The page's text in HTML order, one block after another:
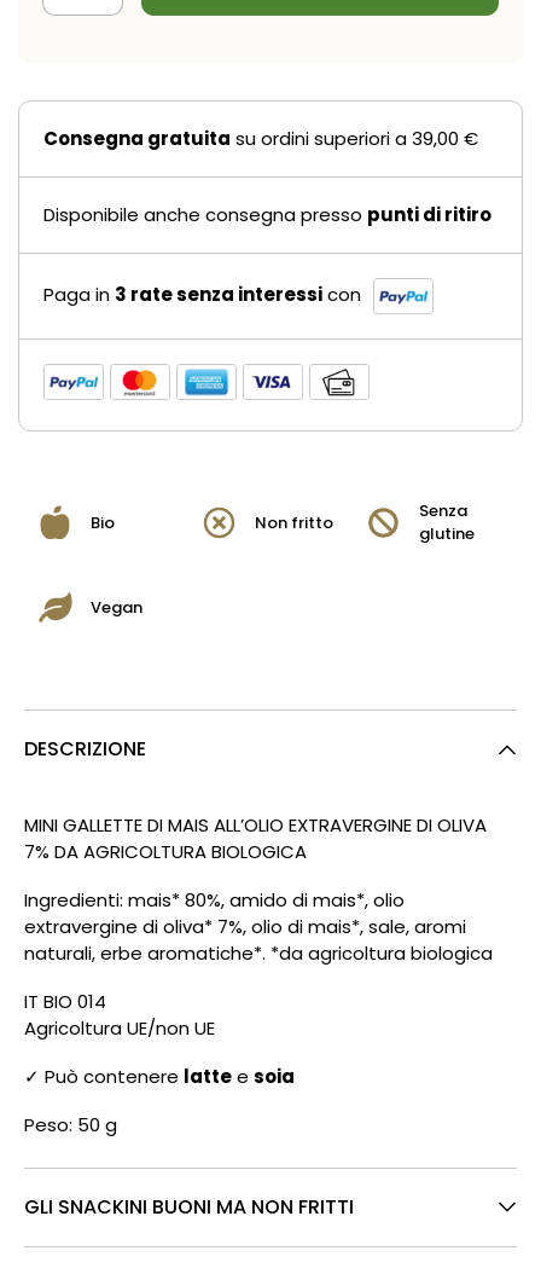
Consegna gratuita su ordini superiori a 39,00 €
Disponibile anche consegna presso punti di ritiro
Paga in 3 rate senza interessicon
Bio Non fritto
Senza
glutine
Vegan
DESCRIZIONE
MINI GALLETTE DI MAIS ALL’OLIO EXTRAVERGINE DI OLIVA
7% DA AGRICOLTURA BIOLOGICA
Ingredienti: mais* 80%, amido di mais*, olio
extravergine di oliva* 7%, olio di mais*, sale, aromi
naturali, erbe aromatiche*. *da agricoltura biologica
IT BIO 014
Agricoltura UE/non UE
✓ Può contenere lattee soia
Peso: 50 g
GLI SNACKINI BUONI MA NON FRITTI